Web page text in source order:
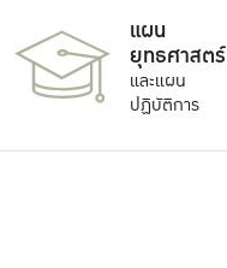
แผน
ยุทธศาสตร์
และแผน
ปฏิบัติการ